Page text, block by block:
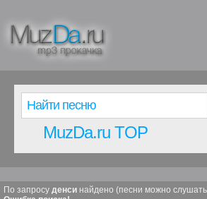
MuzDa.ru TOP
По запросу денси найдено (песни можно слушать